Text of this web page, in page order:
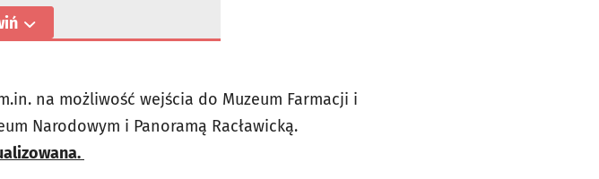
na możliwość wejścia do Muzeum Farmacji i
Narodowym i Panoramą Racławicką.